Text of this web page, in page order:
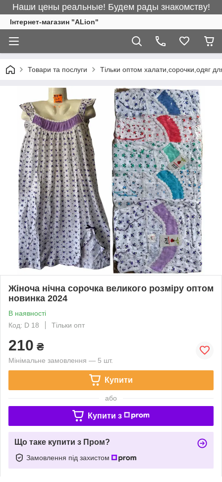
Наши цены реальные! Будем рады знакомству!
Інтернет-магазин "ALіon"
Товари та послуги Тільки оптом халати,сорочки,одяг
Жіноча нічна сорочка великого розміру оптом
новинка 2024
В наявності
Код: D 18
Тільки опт
210 ₴
Мінімальне замовлення — 5 шт.
Купити
або
Купити з
Що таке купити з Пром?
Замовлення під захистом